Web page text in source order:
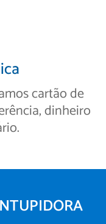
cartão de
dinheiro